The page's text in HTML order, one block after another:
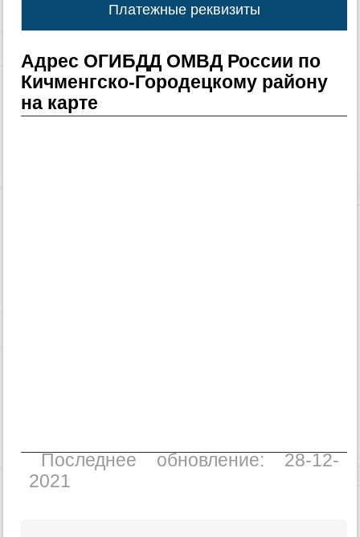
Платежные реквизиты
Адрес ОГИБДД ОМВД России по
Кичменгско-Городецкому району
на карте
Последнее обновление: 28-12-
2021